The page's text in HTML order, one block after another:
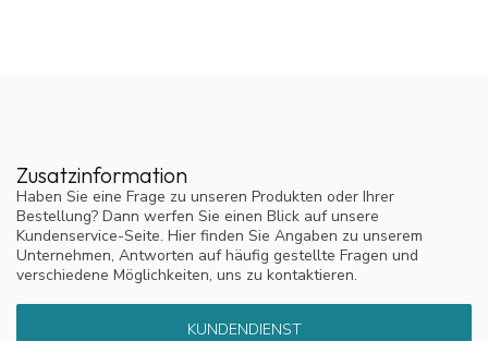
Täglich oder nach Bedarf anwenden, zum Beispiel bei
Beschwerden oder trockener Luft.
Befolgen Sie stets die Gebrauchsanweisung des Geräts.
Zusatzinformation
Haben Sie eine Frage zu unseren Produkten oder Ihrer
Bestellung? Dann werfen Sie einen Blick auf unsere
Kundenservice-Seite. Hier finden Sie Angaben zu unserem
Unternehmen, Antworten auf häufig gestellte Fragen und
verschiedene Möglichkeiten, uns zu kontaktieren.
KUNDENDIENST